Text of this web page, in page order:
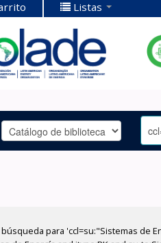
Listas
para 'ccl=su:"Sistemas de